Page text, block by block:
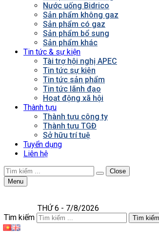
Nước uống Bidrico
Sản phẩm không gaz
Sản phẩm có gaz
Sản phẩm bổ sung
Sản phẩm khác
Tin tức & sự kiện
Tài trợ hội nghị APEC
Tin tức sự kiện
Tin tức sản phẩm
Tin tức lãnh đạo
Hoạt động xã hội
Thành tựu
Thành tựu công ty
Thành tựu TGĐ
Sở hữu trí tuệ
Tuyển dụng
Liên hệ
Close
Menu
THỨ 6 - 7/8/2026
Tìm kiếm
Tìm kiếm